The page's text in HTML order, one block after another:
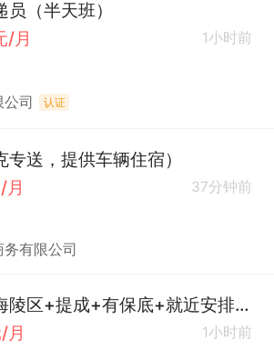
（半天班）
/月
1小时前
司 认证
送，提供车辆住宿）
37分钟前
有限公司
急招送水工（海陵区+提成+有保底+就近安排+提供车辆）
1小时前